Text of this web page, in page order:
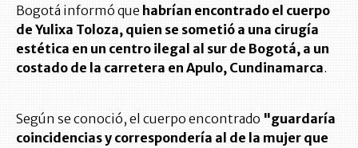
Bogotá informó que habrían encontrado el cuerpo
de Yulixa Toloza, quien se sometió a una cirugía
estética en un centro ilegal al sur de Bogotá, a un
costado de la carretera en Apulo, Cundinamarca.
Según se conoció, el cuerpo encontrado "guardaría
coincidencias y correspondería al de la mujer que